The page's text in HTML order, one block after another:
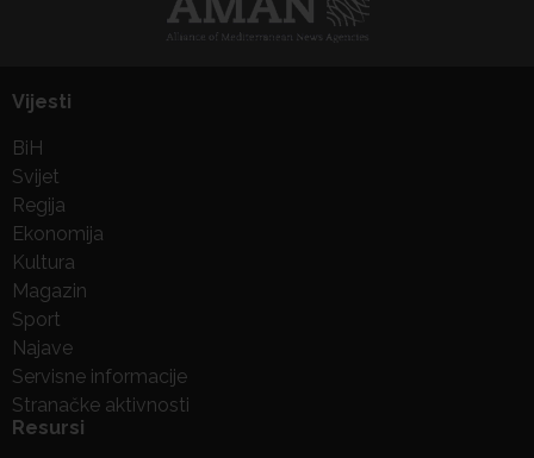
Vijesti
BiH
Svijet
Regija
Ekonomija
Kultura
Magazin
Sport
Najave
Servisne informacije
Stranačke aktivnosti
Resursi